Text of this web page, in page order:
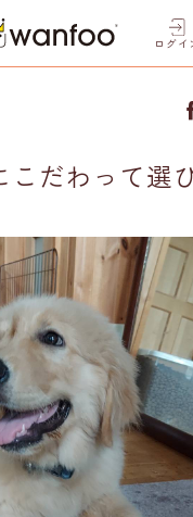
ログイ
こだわって選